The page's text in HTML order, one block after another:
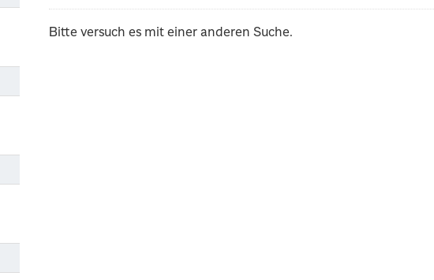
Bitte versuch es mit einer anderen Suche.